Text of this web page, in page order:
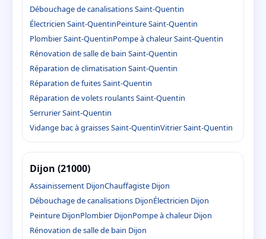
Débouchage de canalisations Saint-Quentin
Électricien Saint-QuentinPeinture Saint-Quentin
Plombier Saint-QuentinPompe à chaleur Saint-Quentin
Rénovation de salle de bain Saint-Quentin
Réparation de climatisation Saint-Quentin
Réparation de fuites Saint-Quentin
Réparation de volets roulants Saint-Quentin
Serrurier Saint-Quentin
Vidange bac à graisses Saint-QuentinVitrier Saint-Quentin
Dijon (21000)
Assainissement DijonChauffagiste Dijon
Débouchage de canalisations DijonÉlectricien Dijon
Peinture DijonPlombier DijonPompe à chaleur Dijon
Rénovation de salle de bain Dijon